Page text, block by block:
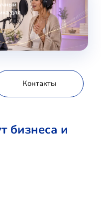
для
Контакты
бизнеса и